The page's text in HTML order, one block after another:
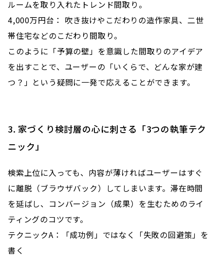
ルームを取り入れたトレンド間取り。
4,000万円台： 吹き抜けやこだわりの造作家具、二世
帯住宅などのこだわり間取り。
このように「予算の壁」を意識した間取りのアイデア
を出すことで、ユーザーの「いくらで、どんな家が建
つ？」という疑問に一発で応えることができます。
3. 家づくり検討層の心に刺さる「3つの執筆テク
ニック」
検索上位に入っても、内容が薄ければユーザーはすぐ
に離脱（ブラウザバック）してしまいます。滞在時間
を延ばし、コンバージョン（成果）を生むためのライ
ティングのコツです。
テクニックA：「成功例」ではなく「失敗の回避策」を
書く